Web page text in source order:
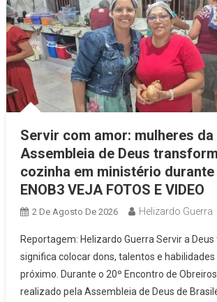
Servir com amor: mulheres da
Assembleia de Deus
cozinha em ministério durante
ENOB3 VEJA FOTOS E VIDEO
2 De Agosto De 2026 Helizardo Guerra
Reportagem: Helizardo Guerra Servir a
significa colocar dons, talentos e habilidades
próximo. Durante o 20º Encontro de Obreiros
realizado pela Assembleia de Deus de